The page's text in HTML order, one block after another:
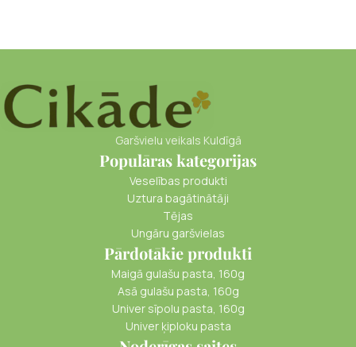
Garšvielu veikals Kuldīgā
Populāras kategorijas
Veselības produkti
Uztura bagātinātāji
Tējas
Ungāru garšvielas
Pārdotākie produkti
Maigā gulašu pasta, 160g
Asā gulašu pasta, 160g
Univer sīpolu pasta, 160g
Univer ķiploku pasta